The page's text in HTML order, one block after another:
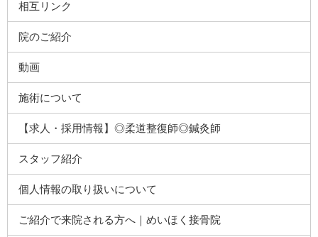
相互リンク
院のご紹介
動画
施術について
【求人・採用情報】◎柔道整復師◎鍼灸師
スタッフ紹介
個人情報の取り扱いについて
ご紹介で来院される方へ｜めいほく接骨院